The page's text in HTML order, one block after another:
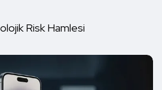
Risk Hamlesi